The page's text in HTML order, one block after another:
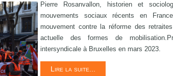
Pierre Rosanvallon, historien et
mouvements sociaux récents en
mouvement contre la réforme des
actuelle des formes de
intersyndicale à Bruxelles en mars 2023.
Lire la suite...